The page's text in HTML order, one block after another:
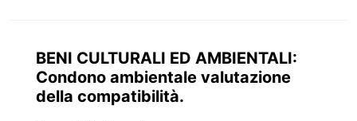
BENI CULTURALI ED AMBIENTALI:
Condono ambientale valutazione
della compatibilità.